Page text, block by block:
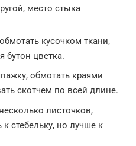
место стыка
кусочком ткани,
бутон цветка.
обмотать краями
скотчем по всей длине.
листочков,
стебельку, но лучше к